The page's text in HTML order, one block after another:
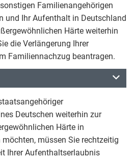
Familienangehörigen
und Ihr Aufenthalt in Deutschland
Härte weiterhin
die Verlängerung Ihrer
Familiennachzug beantragen.
Deutschen weiterhin zur
Härte in
müssen Sie rechtzeitig
Ihrer Aufenthaltserlaubnis